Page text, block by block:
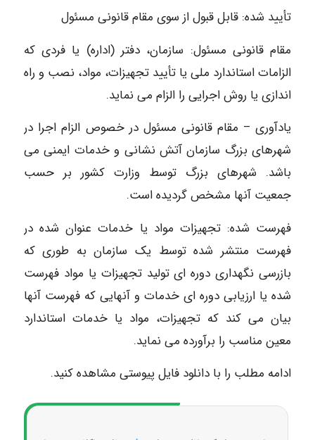
تأیید شده: قابل قبول از سوی مقام قانونی مسئول
مقام قانونی مسئول: سازمان، دفتر (اداره) یا فردی که
الزامات استاندارد ملی یا تأیید تجهیزات، مواد، نصب و راه
اندازی یا روش اجرایی را الزام می نماید.
یادآوری – مقام قانونی مسئول در خصوص الزام اجرا در
شهرهای بزرگ سازمان آتش نشانی و خدمات ایمنی می
باشد. شهرهای بزرگ توسط وزارت کشور بر حسب
جمعیت آنها مشخص گردیده است.
فهرست شده: تجهیزات مواد یا خدمات عنوان شده در
فهرست منتشر شده توسط یک سازمان به طوری که
بازرسی نگهداری دوره ای تولید تجهیزات یا مواد فهرست
شده یا ارزیابی دوره ای خدمات و آنهایی که فهرست آنها
بیان می کند که تجهیزات، مواد یا خدمات استاندارد
معین مناسب را برآورده می نماید.
ادامه مطلب را با دانلود فایل پیوستی مشاهده کنید.